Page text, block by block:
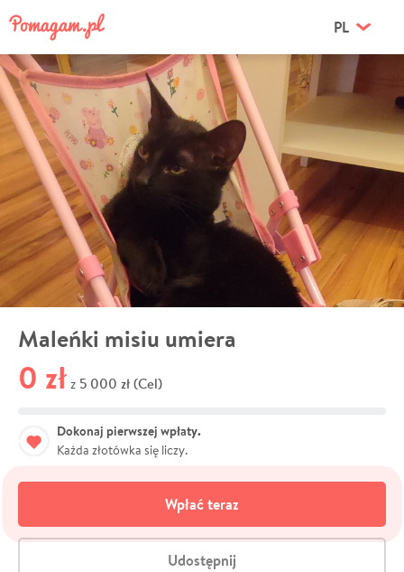
PL
Maleńki misiu umiera
0 zł z 5 000 zł (Cel)
Dokonaj pierwszej wpłaty.
Każda złotówka się liczy.
Wpłać teraz
Udostępnij